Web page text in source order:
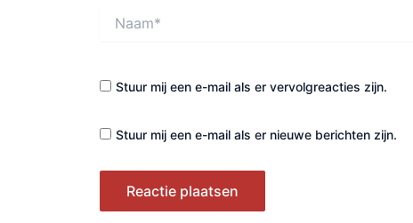
Stuur mij een e-mail als er vervolgreacties zijn.
Stuur mij een e-mail als er nieuwe berichten zijn.